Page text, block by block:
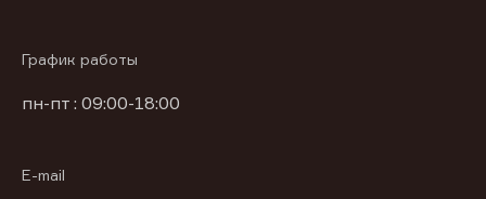
График работы
пн-пт : 09:00-18:00
E-mail